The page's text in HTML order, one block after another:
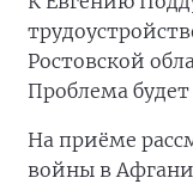
Ростовской
Проблема
На приёме
войны в